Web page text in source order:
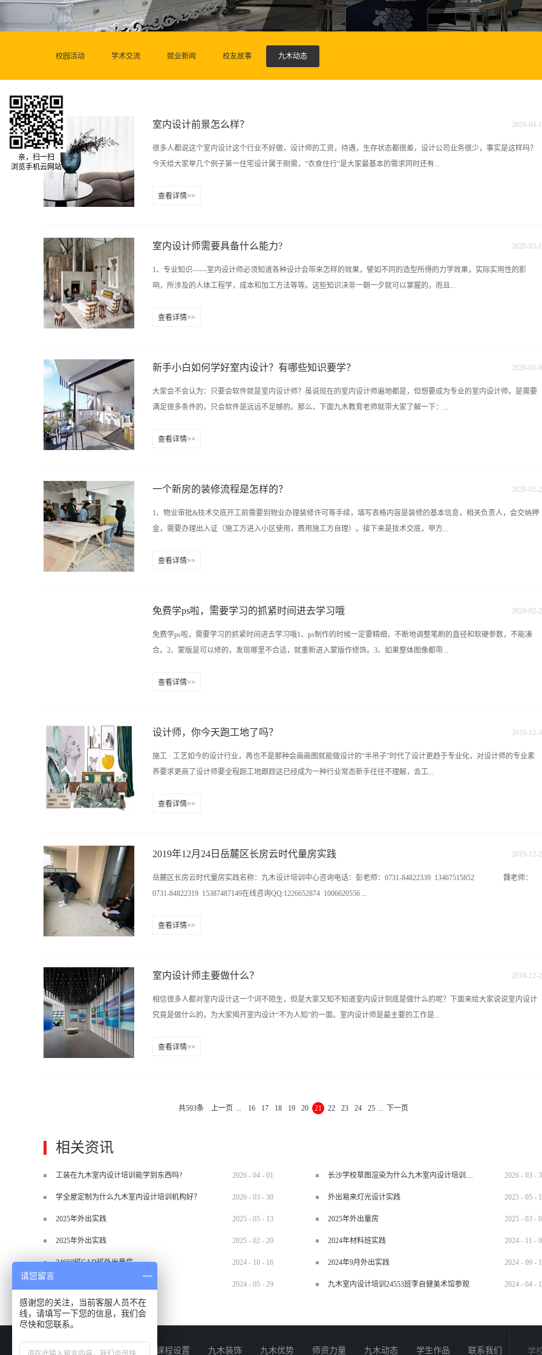
校园活动 学术交流 就业新闻 校友故事 九木动态
室内设计前景怎么样？
很多人都说这个室内设计这个行业不好做，设计师的工资，待遇，生存状态都很差，设计公司业务很少，事实是这样吗？
今天给大家举几个例子第一住宅设计属于刚需，“衣食住行”是大家最基本的需求同时还有...
售了公司70%的股份，价值是这个数，大家来数一下多少零个。再看高文安出售了公司60%的股份，最后是邱德光由此可
的。所以，我觉得大家既然要做这个行业就应该多向咱们行业中最成功的群体，去看齐，从他们的成功中吸取自己的经
验，而不是每天听那些在行业竞争中失败者的牢骚，处于负能量爆棚的状态，如果长期在这种状态下，你对这个行业的前
总产值是否很高第二：业内有非常多成功者两者室内行业都具备，怎么会没有前景呢？如果你对这个行业感兴趣，请关注
2020-04-
查看详情>>
室内设计师需要具备什么能力?
1、专业知识——室内设计师必须知道各种设计会带来怎样的效果，譬如不同的造型所得的力学效果，实际实用性的影
响，所涉及的人体工程学，成本和加工方法等等。这些知识决非一朝一夕就可以掌握的，而且...
计的元素是变化无穷的线条和曲面，而不是严谨、繁琐的数据，“类比”出来的造型设计不可能是优秀的。3、美术功底——
设计师的语言”，这道理也不用多说了。虽然现今已有其它能表达设计的方法（如计算机），但纸笔作画仍是最简单、直
接、快速的方法。事实上虽然用计算机、模型可以将构思表达得更全面，但最重要的想象、推敲过程绝大部分都是通过简
专业的培养训练，没有天生的能工巧匠，但较强的动手能力是必须的。5、工作技巧——即协调和沟通技巧。这里牵涉到
2020-03-
查看详情>>
新手小白如何学好室内设计？有哪些知识要学？
大家会不会认为：只要会软件就是室内设计师？虽说现在的室内设计师遍地都是，但想要成为专业的室内设计师，是需要
满足很多条件的，只会软件是远远不足够的。那么，下面九木教育老师就带大家了解一下：...
各业，都有精英，不是看你工作几年，你就可以成为最好的设计师，首先，你对室内设计要研究彻底，并且，有个好的方
室内设计这个行业需要有很强的吃苦能力，并不是你设计完就什么也不用管了，必须到现场指导施工，把自己的设计意图
表达出来并且及时和业主沟通，这就需要有很好的亲和力和沟通能力。4、虽然说学好室内设计是非常困难的，但是自己
步的学习和深造。5、对于室内设计来说，最重要的一点其实就是这些设计软件的应用，最简单的一些，室内设计软件：
2020-03-
查看详情>>
一个新房的装修流程是怎样的？
1、物业审批&技术交底开工前需要到物业办理装修许可等手续，填写表格内容是装修的基本信息，相关负责人，会交纳押
金，需要办理出入证（施工方进入小区使用，费用施工方自理）。接下来是技术交底，甲方...
电路需要通电验收。3、瓦工/木工根据地区、工艺的差异，瓦工和木工是第二阶段，至于谁先谁后根据具体情况定。防水
在都做得少，工期一般7~20天。做好同样要验收，包括工程量核对。4、油漆油漆是装修的最后一步，包括墙顶面乳胶漆
和木器漆部分，就是表面工程。这个阶段开始前一般需要交纳中期款，按照合同或约定的比例结清之前工程部分的款项。
工作进行到2/3或一半。接下来需要安装洁具、橱柜、灯具、开关插座面板、室内门、定制的衣柜、五金件、地板等等。如
2020-02-
查看详情>>
免费学ps啦，需要学习的抓紧时间进去学习哦​
免费学ps啦，需要学习的抓紧时间进去学习哦1、ps制作的时候一定要精细，不断地调整笔刷的直径和软硬参数，不能凑
合。2、蒙版是可以修的，发现哪里不合适，就重新进入蒙版作修饰。3、如果整体图像都带...
http://www.hn9mu.com学校地址：长沙雨花区香樟路云集国际大厦11楼（樟树屋站下车）
2020-02-
查看详情>>
设计师，你今天跑工地了吗？
施工 · 工艺如今的设计行业，再也不是那种会画画图就能做设计的“半吊子”时代了设计更趋于专业化，对设计师的专业素
养要求更高了设计师要全程跑工地跟踪这已经成为一种行业常态新手往往不理解，去工...
的时候，全部带灯光进行打磨，保证墙面，顶面基层的平整度和饱满度。4、防裂处理：为防止石膏板拼接处开裂，在原
且批至地面，严禁有漏批，保证后期踢脚线安装垂直平整。6、导角处理：如图有导角的乳胶漆工艺，必须保证导角的平
滑，过度自然，漆面饱满，这样才让人感到赏心悦目。7、防锈处理：石膏板固定螺丝需要防锈漆处理，油漆饱满，无漏
观。9、阴角检查：通过专业仪器对基层和成品阴角进行检查，保证阴角垂直，百分百90度。10、灯光验收：乳胶漆漆面
2019-12-
查看详情>>
2019年12月24日岳麓区长房云时代量房实践
岳麓区长房云时代量房实践名称：九木设计培训中心咨询电话：彭老师：0731-84822339 13467515852 魏老师：
0731-84822319 15387487149在线咨询QQ:1226652874 1006620556 ...
2019-12-
查看详情>>
室内设计师主要做什么？
相信很多人都对室内设计这一个词不陌生，但是大家又知不知道室内设计到底是做什么的呢？下面来给大家说说室内设计
究竟是做什么的，为大家揭开室内设计“不为人知”的一面。室内设计师是最主要的工作是...
1、从构思、绘图到三维制模等，提供完整的设计方案，包括物理环境规划、室内空间分隔，装饰形象设计，室内用品及
了解了，如果想获得更多室内设计的咨询，可以到湖南九木设计教育的官网咨询。
2019-12-
查看详情>>
共593条 上一页 ... 16 17 18 19 20 21 22 23 24 25 ... 下一页
相关资讯
工装在九木室内设计培训能学到东西吗? 2026 - 04 - 01 长沙学校草图渲染为什么九木室内设计培训机构好？ 2026 - 03 -
学全屋定制为什么九木室内设计培训机构好？ 2026 - 03 - 30 外出易来灯光设计实践 2025 - 05 -
2025年外出实践 2025 - 05 - 13 2025年外出量房 2025 - 03 -
2025年外出实践 2025 - 02 - 20 2024年材料班实践 2024 - 11 -
24669班CAD班外出量房 2024 - 10 - 16 2024年9月外出实践 2024 - 09 -
2024 - 05 - 29 九木室内设计培训24553班李自健美术馆参观 2024 - 04 -
关于我们 课程设置 九木装饰 九木优势 师资力量 九木动态 学生作品 联系我们 学
亲，扫一扫
浏览手机云网站
请您留言
感谢您的关注，当前客服人员不在
线，请填写一下您的信息，我们会
尽快和您联系。